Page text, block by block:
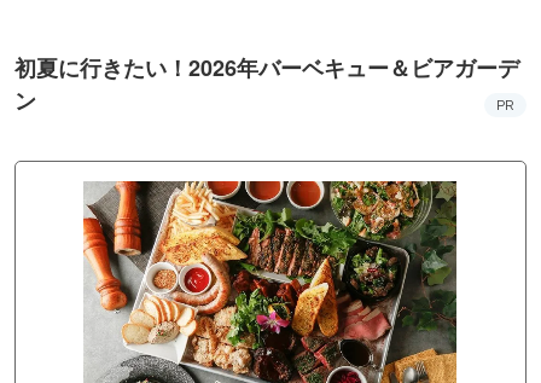
初夏に行きたい！2026年バーベキュー＆ビアガーデ
ン
PR